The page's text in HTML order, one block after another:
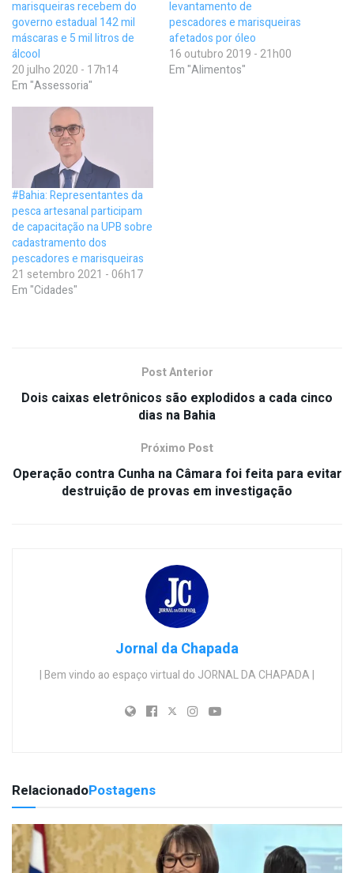
marisqueiras recebem do
governo estadual 142 mil
máscaras e 5 mil litros de
álcool
20 julho 2020 - 17h14
Em "Assessoria"
levantamento de
pescadores e marisqueiras
afetados por óleo
16 outubro 2019 - 21h00
Em "Alimentos"
#Bahia: Representantes da
pesca artesanal participam
de capacitação na UPB sobre
cadastramento dos
pescadores e marisqueiras
21 setembro 2021 - 06h17
Em "Cidades"
Post Anterior
Dois caixas eletrônicos são explodidos a cada cinco
dias na Bahia
Próximo Post
Operação contra Cunha na Câmara foi feita para evitar
destruição de provas em investigação
Jornal da Chapada
| Bem vindo ao espaço virtual do JORNAL DA CHAPADA |
RelacionadoPostagens